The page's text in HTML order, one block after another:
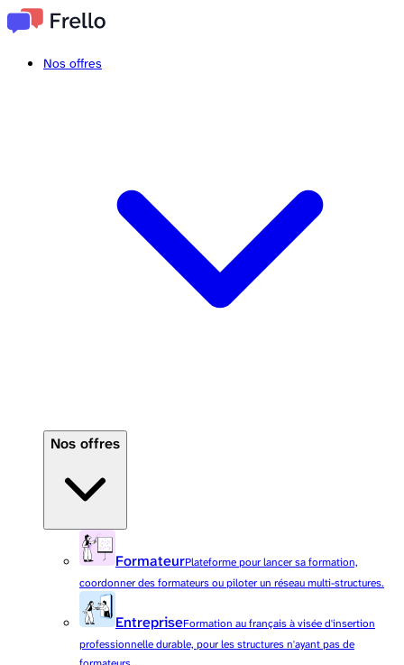
Nos offres
Nos offres
FormateurPlateforme pour lancer sa formation,
coordonner des formateurs ou piloter un réseau multi-structures.
EntrepriseFormation au français à visée d'insertion
professionnelle durable, pour les structures n'ayant pas de